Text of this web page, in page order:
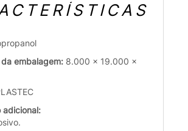
da embalagem: 8.000 x 19.000 x
adicional: